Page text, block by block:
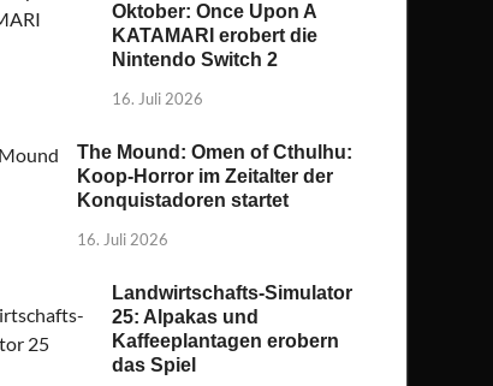
Oktober: Once Upon A
KATAMARI erobert die
Nintendo Switch 2
16. Juli 2026
The Mound: Omen of Cthulhu:
Koop-Horror im Zeitalter der
Konquistadoren startet
16. Juli 2026
Landwirtschafts-Simulator
25: Alpakas und
Kaffeeplantagen erobern
das Spiel